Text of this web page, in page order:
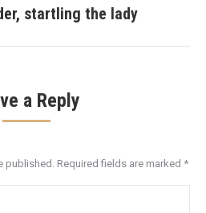
post:
startling the lady
a Reply
published. Required fields are marked *